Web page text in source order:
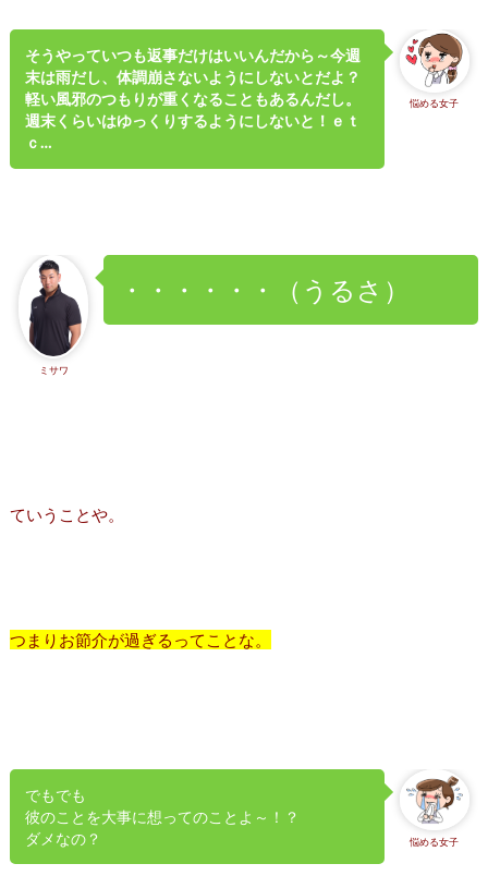
悩める女子
そうやっていつも返事だけはいいんだから～今週
末は雨だし、体調崩さないようにしないとだよ？
軽い風邪のつもりが重くなることもあるんだし。
週末くらいはゆっくりするようにしないと！ｅｔ
ｃ…
ミサワ
・・・・・・（うるさ）
ていうことや。
つまりお節介が過ぎるってことな。
悩める女子
でもでも
彼のことを大事に想ってのことよ～！？
ダメなの？